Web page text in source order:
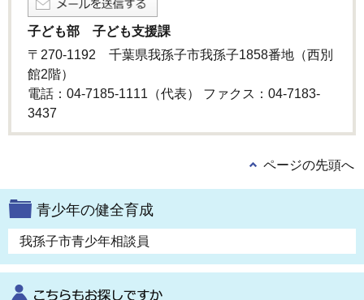
子ども部 子ども支援課
〒270-1192 千葉県我孫子市我孫子1858番地（西別
館2階）
電話：04-7185-1111（代表） ファクス：04-7183-
3437
ページの先頭へ
青少年の健全育成
我孫子市青少年相談員